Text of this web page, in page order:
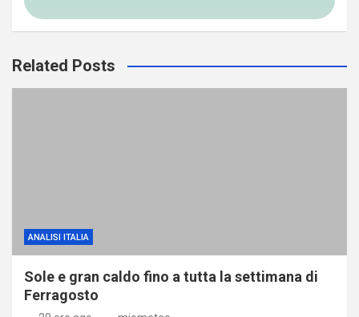
Related Posts
ANALISI ITALIA
Sole e gran caldo fino a tutta la settimana di
Ferragosto